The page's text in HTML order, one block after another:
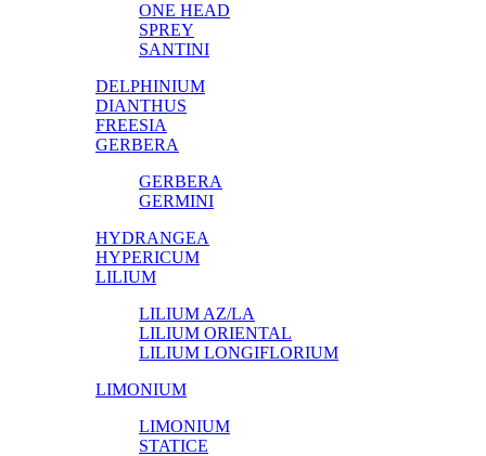
ONE HEAD
SPREY
SANTINI
DELPHINIUM
DIANTHUS
FREESIA
GERBERA
GERBERA
GERMINI
HYDRANGEA
HYPERICUM
LILIUM
LILIUM AZ/LA
LILIUM ORIENTAL
LILIUM LONGIFLORIUM
LIMONIUM
LIMONIUM
STATICE